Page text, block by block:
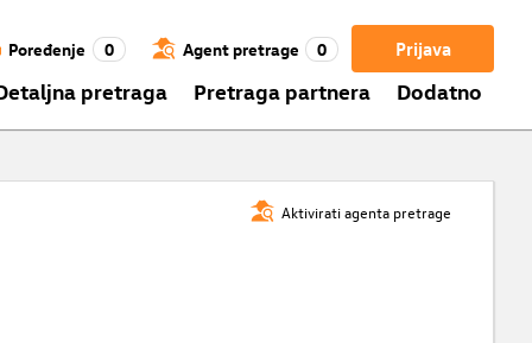
Prijava
Poređenje 0 Agent pretrage 0
pretraga Pretraga partnera Dodatno
Aktivirati agenta pretrage